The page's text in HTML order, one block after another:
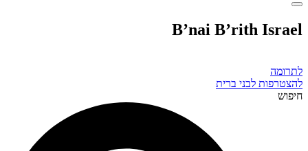
B’nai B’rith Israel
לתרומה
להצטרפות לבני ברית
חיפוש